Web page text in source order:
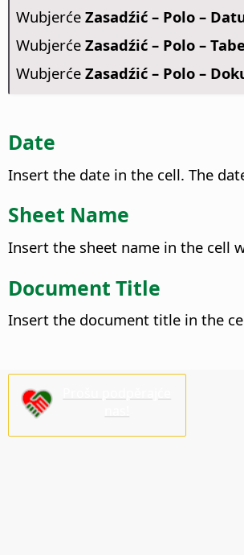
Wubjerće Zasadźić – Polo –
Wubjerće Zasadźić – Polo –
Wubjerće Zasadźić – Polo –
Date
Insert the date in the cell. The
Sheet Name
Insert the sheet name in the cell
Document Title
Insert the document title in the